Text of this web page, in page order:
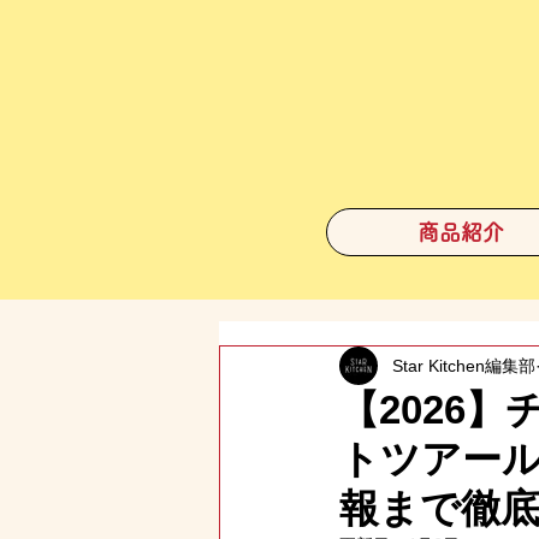
商品紹介
【2026】
トツアー
報まで徹
Star Kitchen編集部